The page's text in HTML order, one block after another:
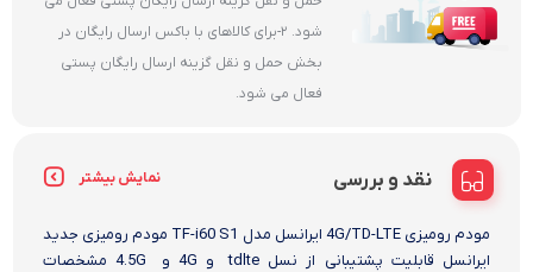
شود. 2-برای کالاهای با باکس ارسال رایگان در
بخش حمل و نقل گزینه ارسال رایگان پستی
فعال می شود.
نقد و بررسی نمایش بیشتر
مودم رومیزی 4G/TD-LTE ایرانسل مدل TF-i60 S1 مودم رومیزی جدید
ایرانسل قابلیت پشتیبانی از نسل tdlte و 4G و 4.5G مشخصات